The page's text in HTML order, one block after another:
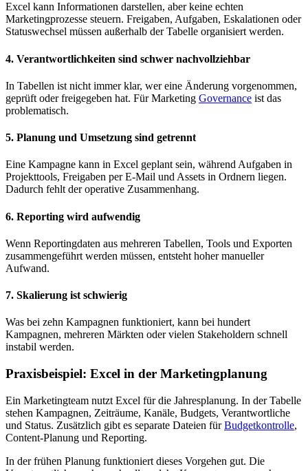
Excel kann Informationen darstellen, aber keine echten
Marketingprozesse steuern. Freigaben, Aufgaben, Eskalationen oder
Statuswechsel müssen außerhalb der Tabelle organisiert werden.
4. Verantwortlichkeiten sind schwer nachvollziehbar
In Tabellen ist nicht immer klar, wer eine Änderung vorgenommen,
geprüft oder freigegeben hat. Für Marketing Governance ist das
problematisch.
5. Planung und Umsetzung sind getrennt
Eine Kampagne kann in Excel geplant sein, während Aufgaben in
Projekttools, Freigaben per E-Mail und Assets in Ordnern liegen.
Dadurch fehlt der operative Zusammenhang.
6. Reporting wird aufwendig
Wenn Reportingdaten aus mehreren Tabellen, Tools und Exporten
zusammengeführt werden müssen, entsteht hoher manueller
Aufwand.
7. Skalierung ist schwierig
Was bei zehn Kampagnen funktioniert, kann bei hundert
Kampagnen, mehreren Märkten oder vielen Stakeholdern schnell
instabil werden.
Praxisbeispiel: Excel in der Marketingplanung
Ein Marketingteam nutzt Excel für die Jahresplanung. In der Tabelle
stehen Kampagnen, Zeiträume, Kanäle, Budgets, Verantwortliche
und Status. Zusätzlich gibt es separate Dateien fürBudgetkontrolle,
Content-Planung und Reporting.
In der frühen Planung funktioniert dieses Vorgehen gut. Die